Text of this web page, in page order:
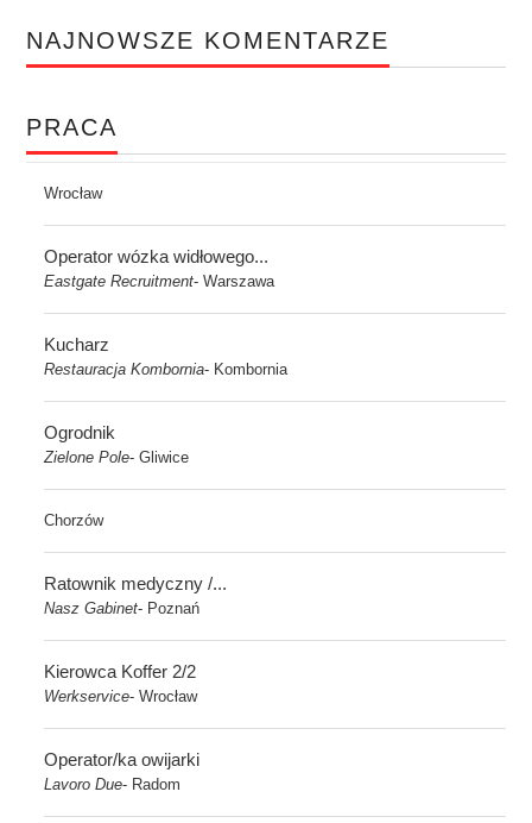
NAJNOWSZE KOMENTARZE
PRACA
Wrocław
Operator wózka widłowego...
Eastgate Recruitment-Warszawa
Kucharz
Restauracja Kombornia- Kombornia
Ogrodnik
Zielone Pole-Gliwice
Chorzów
Ratownik medyczny /...
Nasz Gabinet- Poznań
Kierowca Koffer 2/2
Werkservice-Wrocław
Operator/ka owijarki
Lavoro Due- Radom